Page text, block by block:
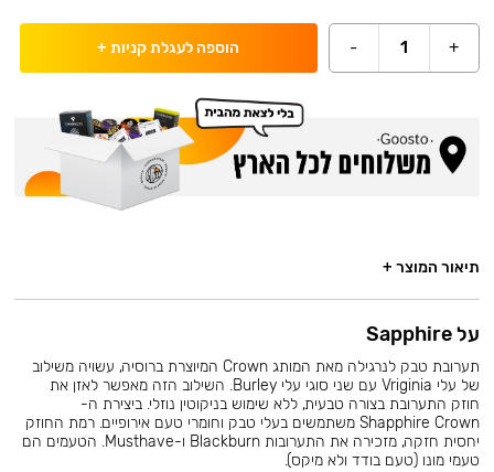
+
1
- הוספה לעגלת קניות +
תיאור המוצר +
על Sapphire
תערובת טבק לנרגילה מאת המותג Crown המיוצרת ברוסיה, עשויה משילוב
של עלי Vriginia עם שני סוגי עלי Burley. השילוב הזה מאפשר לאזן את
חוזק התערובת בצורה טבעית, ללא שימוש בניקוטין נוזלי. ביצירת ה-
Shapphire Crown משתמשים בעלי טבק וחומרי טעם אירופיים. רמת החוזק
יחסית חזקה, מזכירה את התערובות Blackburn ו-Musthave. הטעמים הם
טעמי מונו (טעם בודד ולא מיקס).